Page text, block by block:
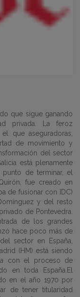
que sigue ganando
privada. La feroz
que aseguradoras,
de movimiento y
del sector
está plenamente
punto de terminar, el
fue creado en
de fusionar con IDC)
y del resto
de Pontevedra.
de los grandes
hace poco más de
sector en España,
(HM) está siendo
con el proceso de
en toda España.El
en el año 1970 por
de tener titularidad